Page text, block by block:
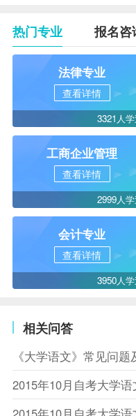
热门专业 报名咨
法律专业
查看详情
3321人
工商企业管理
查看详情
2999人
会计专业
查看详情
3950人
相关问答
《大学语文》常见问
2015年10月自考大学